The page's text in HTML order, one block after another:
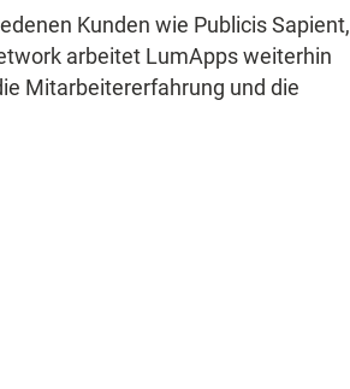
Kunden wie Publicis Sapient,
arbeitet LumApps weiterhin
Mitarbeitererfahrung und die